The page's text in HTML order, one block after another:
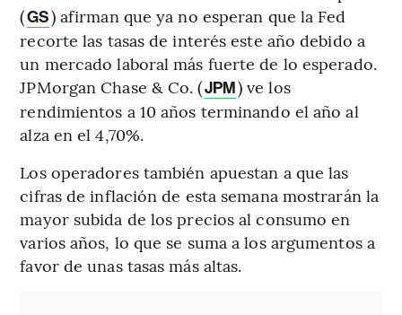
(GS) afirman que ya no esperan que la Fed
recorte las tasas de interés este año debido a
un mercado laboral más fuerte de lo esperado.
JPMorgan Chase & Co. (JPM) ve los
rendimientos a 10 años terminando el año al
alza en el 4,70%.
Los operadores también apuestan a que las
cifras de inflación de esta semana mostrarán la
mayor subida de los precios al consumo en
varios años, lo que se suma a los argumentos a
favor de unas tasas más altas.